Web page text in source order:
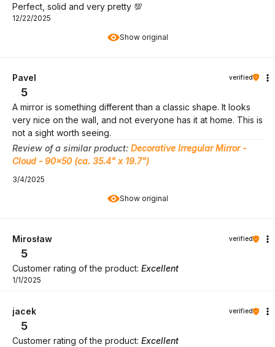
Show original
Perfect, solid and very pretty 💯
12/22/2025
Show original
Pavel verified
5
A mirror is something different than a classic shape. It looks
very nice on the wall, and not everyone has it at home. This is
not a sight worth seeing.
Review of a similar product: Decorative Irregular Mirror -
Cloud - 90x50 (ca. 35.4" x 19.7")
3/4/2025
Mirosław verified
5
Customer rating of the product: Excellent
1/1/2025
jacek verified
5
Customer rating of the product: Excellent